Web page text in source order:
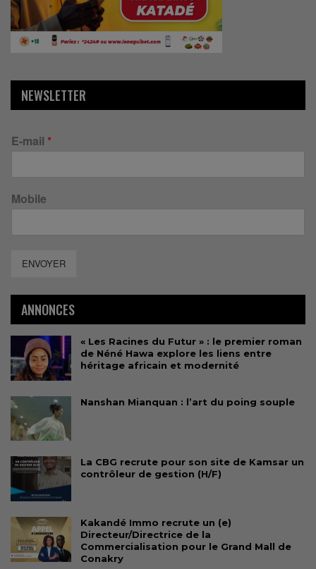
NEWSLETTER
E-mail *
Mobile
ENVOYER
ANNONCES
« Les Racines du Futur » : le premier roman
de Néné Hawa explore les liens entre
héritage africain et modernité
Nanshan Mianquan : l’art du poing souple
La CBG recrute pour son site de Kamsar un
contrôleur de gestion (H/F)
Kakandé Immo recrute un (e)
Directeur/Directrice de la
Commercialisation pour le Grand Mall de
Conakry